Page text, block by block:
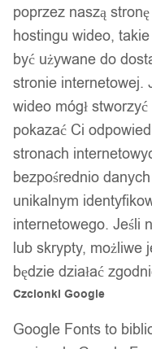
Dane firmy:
Nazwa:
IT&IMPORT
poprzez naszą
hostingu wideo,
być używane do
stronie internetowej.
wideo mógł
pokazać Ci
stronach
bezpośrednio
unikalnym
internetowego. Jeśli
lub skrypty, możliwe
będzie działać
Czcionki Google
Google Fonts to